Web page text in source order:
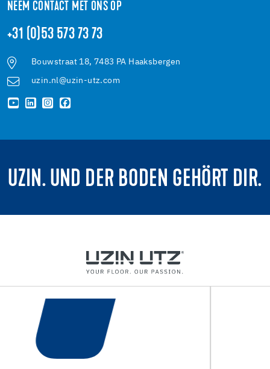
NEEM CONTACT MET ONS OP
+31 (0)53 573 73 73
Bouwstraat 18, 7483 PA Haaksbergen
uzin.nl@uzin-utz.com
UZIN. UND DER BODEN GEHÖRT DIR.